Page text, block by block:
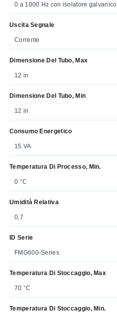
0 a 1000 Hz con isolatore galvanico
Uscita Segnale
Corrente
Dimensione Del Tubo, Max
12 in
Dimensione Del Tubo, Min
12 in
Consumo Energetico
15 VA
Temperatura Di Processo, Min.
0 °C
Umidità Relativa
0,7
ID Serie
FMG600-Series
Temperatura Di Stoccaggio, Max
70 °C
Temperatura Di Stoccaggio, Min.